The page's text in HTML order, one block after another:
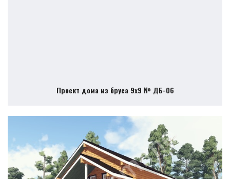
Проект дома из бруса 9х9 № ДБ-06